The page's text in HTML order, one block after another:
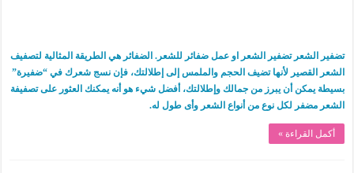
تضفير الشعر تضفير الشعر او عمل ضفائر للشعر. الضفائر هي الطريقة المثالية لتصفيف
الشعر القصير لأنها تضيف الحجم والملمس إلى إطلالتك، فإن نسج شعرك في “ضفيرة”
بسيطة يمكن أن يبرز من جمالك وإطلالتك، أفضل شيء هو أنه يمكنك العثور على تصفيفة
الشعر مضفر لكل نوع من أنواع الشعر وأى طول له.
أكمل القراءة »